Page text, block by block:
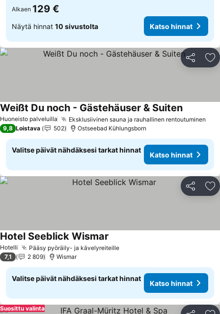
Alkaen 129 €
Näytä hinnat 10 sivustolta Katso hinnat
Jaa
Huoneisto palveluilla Eksklusiivinen sauna ja rauhallinen rentoutuminen
Weißt Du noch - Gästehäuser & SuitenKatso
9,8 Loistava 502 Ostseebad Kühlungsborn
Valitse päivät nähdäksesi tarkat hinnat
Katso hinnat
Jaa
Hotelli Pääsy pyöräily- ja kävelyreiteilleKatso hinnat
Hotel Seeblick Wismar
7,1 2 809 Wismar
Valitse päivät nähdäksesi tarkat hinnat
Katso hinnat
Suosittu valinta